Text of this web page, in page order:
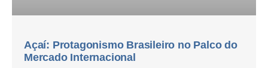
Açaí: Protagonismo Brasileiro no Palco do
Mercado Internacional